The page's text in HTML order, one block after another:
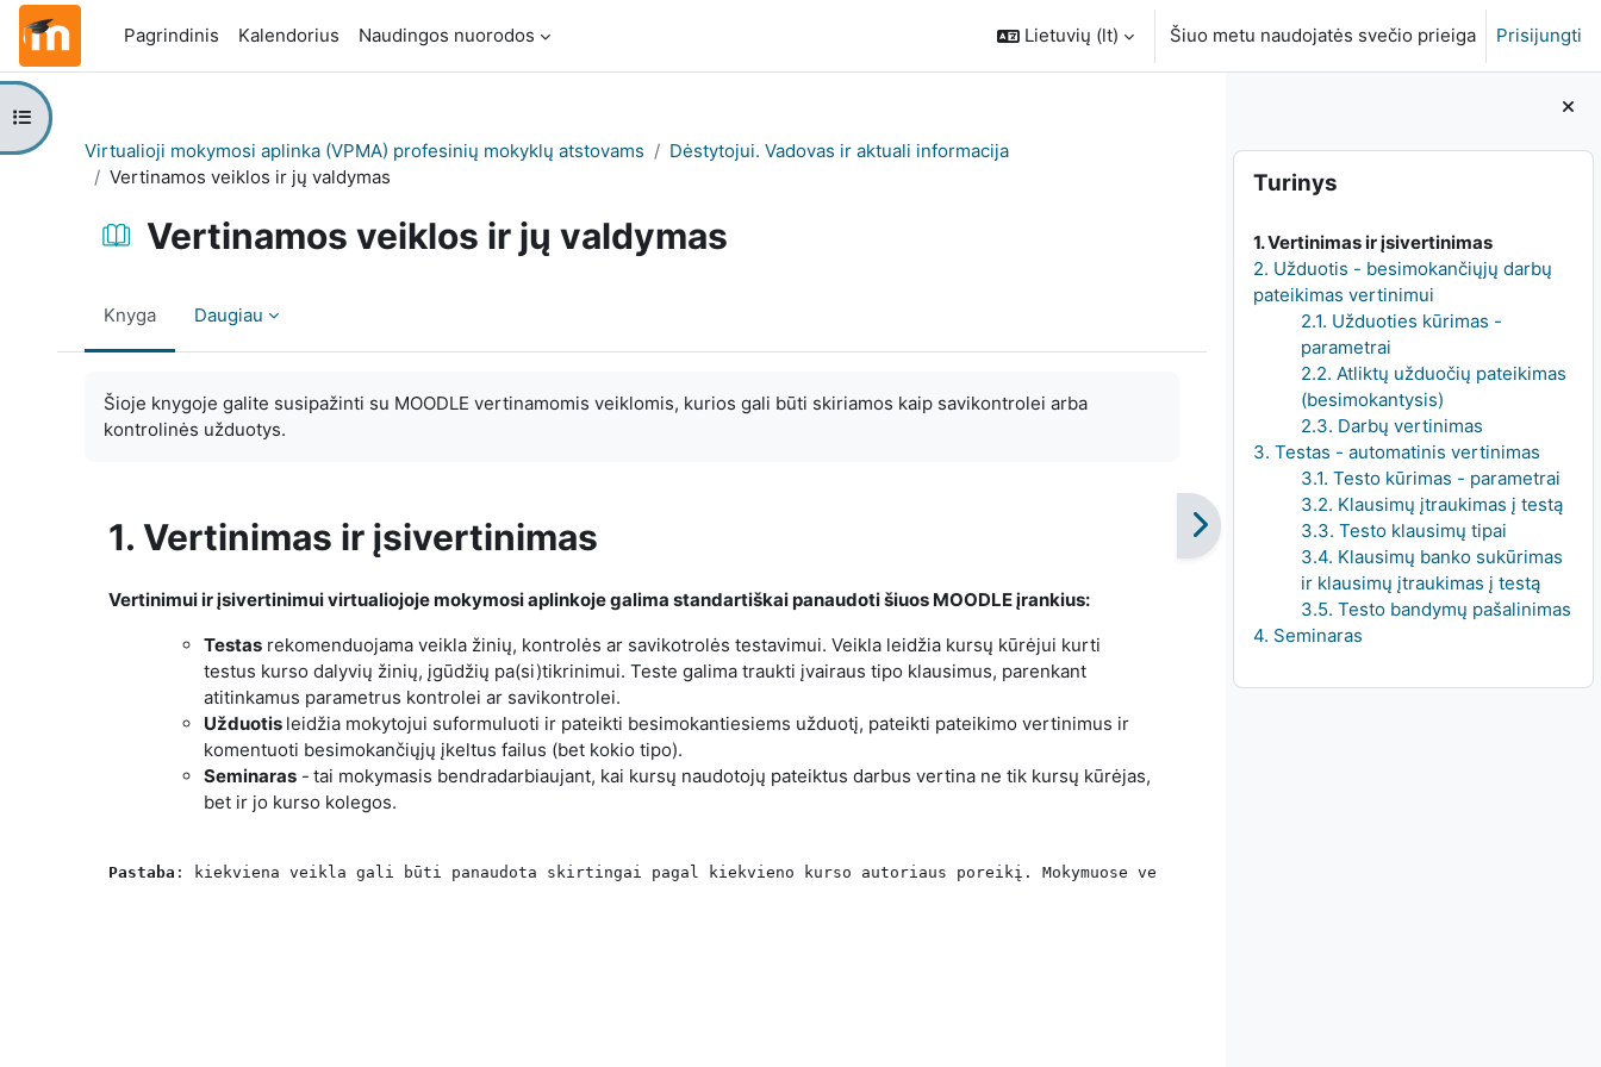
Pereiti į pagrindinį turinį
Pagrindinis
Kalendorius Naudingos nuorodos Lietuvių ‎(lt)‎ Šiuo metu naudojatės svečio prieiga Prisijungti
Blokai
Praleisti Turinys
Turinys
1. Vertinimas ir įsivertinimas
2. Užduotis - besimokančiųjų darbų
pateikimas vertinimui
2.1. Užduoties kūrimas -
parametrai
2.2. Atliktų užduočių pateikimas
(besimokantysis)
2.3. Darbų vertinimas
3. Testas - automatinis vertinimas
3.1. Testo kūrimas - parametrai
3.2. Klausimų įtraukimas į testą
3.3. Testo klausimų tipai
3.4. Klausimų banko sukūrimas
ir klausimų įtraukimas į testą
3.5. Testo bandymų pašalinimas
4. Seminaras
Atverti kurso rodyklę
Virtualioji mokymosi aplinka (VPMA) profesinių mokyklų atstovams
Dėstytojui. Vadovas ir aktuali informacija
Vertinamos veiklos ir jų valdymas
Vertinamos veiklos ir jų valdymas
Knyga Daugiau
Šioje knygoje galite susipažinti su MOODLE vertinamomis veiklomis, kurios gali būti skiriamos kaip savikontrolei arba
kontrolinės užduotys.
1. Vertinimas ir įsivertinimas
Vertinimui ir įsivertinimui virtualiojoje mokymosi aplinkojegalima standartiškai panaudoti šiuos MOODLE įrankius:
Testas rekomenduojama veikla žinių, kontrolės ar savikotrolės testavimui. Veikla leidžia kursų kūrėjui kurti
testus kurso dalyvių žinių, įgūdžių pa(si)tikrinimui. Teste galima traukti įvairaus tipo klausimus, parenkant
atitinkamus parametrus kontrolei ar savikontrolei.
Užduotis leidžia mokytojui suformuluoti ir pateikti besimokantiesiems užduotį, pateikti pateikimo vertinimus ir
komentuoti besimokančiųjų įkeltus failus (bet kokio tipo).
Seminaras - tai mokymasis bendradarbiaujant, kai kursų naudotojų pateiktus darbus vertina ne tik kursų kūrėjas,
bet ir jo kurso kolegos.
Pastaba : kiekviena veikla gali būti panaudota skirtingai pagal kiekvieno kurso autoriaus poreikį. Mokymuose veiklų panaudojimo sritis yra pateikta